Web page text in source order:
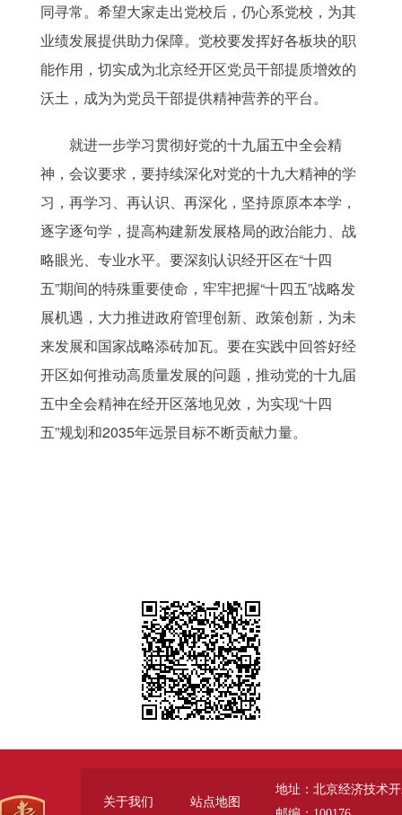
同寻常。希望大家走出党校后，仍心系党校，为其
业绩发展提供助力保障。党校要发挥好各板块的职
能作用，切实成为北京经开区党员干部提质增效的
沃土，成为为党员干部提供精神营养的平台。
就进一步学习贯彻好党的十九届五中全会精
神，会议要求，要持续深化对党的十九大精神的学
习，再学习、再认识、再深化，坚持原原本本学，
逐字逐句学，提高构建新发展格局的政治能力、战
略眼光、专业水平。要深刻认识经开区在“十四
五”期间的特殊重要使命，牢牢把握“十四五”战略发
展机遇，大力推进政府管理创新、政策创新，为未
来发展和国家战略添砖加瓦。要在实践中回答好经
开区如何推动高质量发展的问题，推动党的十九届
五中全会精神在经开区落地见效，为实现“十四
五”规划和2035年远景目标不断贡献力量。
关于我们 站点地图
地址：北京经济技术